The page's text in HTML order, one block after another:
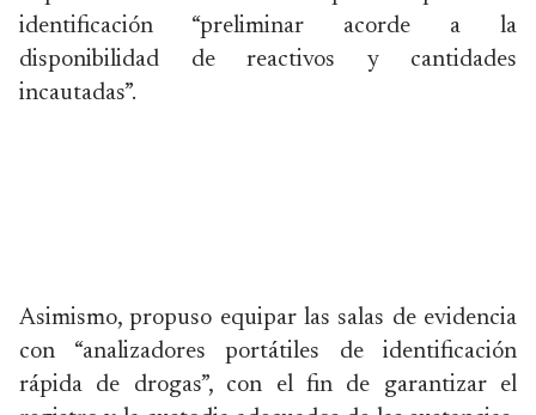
identificación “preliminar acorde a la
disponibilidad de reactivos y cantidades
incautadas”.
Asimismo, propuso equipar las salas de evidencia
con “analizadores portátiles de identificación
rápida de drogas”, con el fin de garantizar el